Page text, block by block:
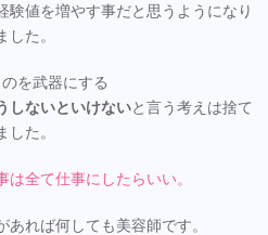
験値を増やす事だと思うようになり
した。
を武器にする
しないといけないと言う考えは捨て
した。
全て仕事にしたらいい。
れば何しても美容師です。